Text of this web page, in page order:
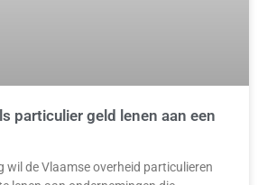
particulier geld lenen aan een
wil de Vlaamse overheid particulieren